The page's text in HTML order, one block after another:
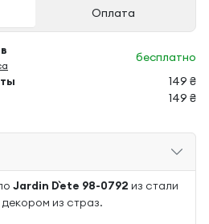
Оплата
бесплатно
149 ₴
149 ₴
Jardin D`ete 98-0792 из стали
из страз.